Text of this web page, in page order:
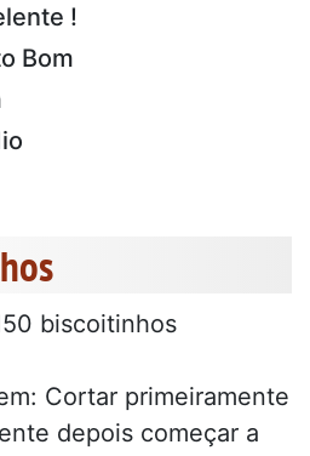
!
Bom
biscoitinhos
Cortar primeiramente
depois começar a